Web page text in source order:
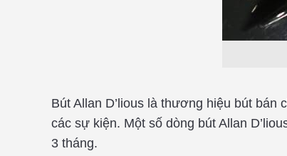
Bút Allan D’lious là thương hiệu bút
các sự kiện. Một số dòng bút Allan
3 tháng.